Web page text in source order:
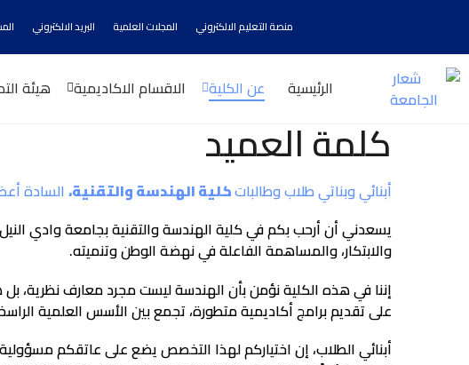
منصة التعليم الالكتروني المجلات العلمية البريد الالكتروني
الرئيسية عن الكلية الاقسام الاكاديمية هيئة
كلمة العميد
أبنائي وبناتي طلاب وطالباتكلية الهندسة والتقنية،السادة
يسعدني أن أرحب بكم في كلية الهندسة والتقنية بجامعة وادي
والابتكار، والمساهمة الفاعلة في نهضة الوطن وتنميته.
إننا في هذه الكلية نؤمن بأن الهندسة ليست مجرد معارف نظرية،
على تقديم برامج أكاديمية متطورة، تجمع بين الأسس العلمية
أبنائي الطلاب، إن اختياركم لهذا التخصص يضع على عاتقكم مسؤولية